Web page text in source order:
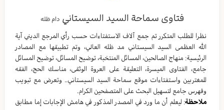
فتاوى سماحة السيد السيستاني دام ظله
نظرا للطلب المتكرر تم جمع آلاف الاستفتاءات حسب رأي المرجع الديني آية
الله العظمى السيد السيستاني مد ظله العالي، وتم تطبيقها مع المصادر
الرئيسية: منهاج الصالحين، المسائل المنتخبة، توضيح المسائل، توضيح المسائل
جامع، الفتاوى الميسرة، التعليقة على العروة الوثقى، مناسك الحج، الفقه
للمغتربين واستفتاءات موقع سماحة السيد السيستاني.. وتعرض مع تبويب
وفهرس جامع لتسهيل البحث على المتصفحين الكرام.
ملاحظة: ليعلم أن ما ورد في المصدر المذكور في هامش الإجابات إما مطابق